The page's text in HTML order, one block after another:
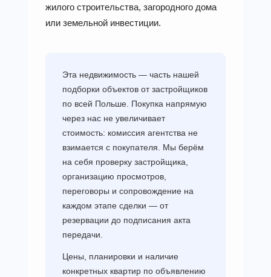
жилого строительства, загородного дома
или земельной инвестиции.
Эта недвижимость — часть нашей
подборки объектов от застройщиков
по всей Польше. Покупка напрямую
через нас не увеличивает
стоимость: комиссия агентства не
взимается с покупателя. Мы берём
на себя проверку застройщика,
организацию просмотров,
переговоры и сопровождение на
каждом этапе сделки — от
резервации до подписания акта
передачи.
Цены, планировки и наличие
конкретных квартир по объявлению